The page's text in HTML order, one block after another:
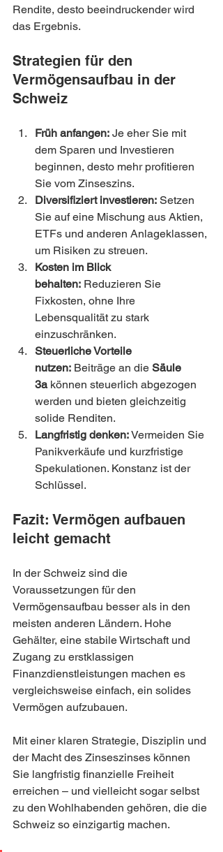
Rendite, desto beeindruckender wird
das Ergebnis.
Strategien für den
Vermögensaufbau in der
Schweiz
Früh anfangen: Je eher Sie mit
dem Sparen und Investieren
beginnen, desto mehr profitieren
Sie vom Zinseszins.
Diversifiziert investieren: Setzen
Sie auf eine Mischung aus Aktien,
ETFs und anderen Anlageklassen,
um Risiken zu streuen.
Kosten im Blick
behalten: Reduzieren Sie
Fixkosten, ohne Ihre
Lebensqualität zu stark
einzuschränken.
Steuerliche Vorteile
nutzen: Beiträge an die Säule
3a können steuerlich abgezogen
werden und bieten gleichzeitig
solide Renditen.
Langfristig denken: Vermeiden Sie
Panikverkäufe und kurzfristige
Spekulationen. Konstanz ist der
Schlüssel.
Fazit: Vermögen aufbauen
leicht gemacht
In der Schweiz sind die
Voraussetzungen für den
Vermögensaufbau besser als in den
meisten anderen Ländern. Hohe
Gehälter, eine stabile Wirtschaft und
Zugang zu erstklassigen
Finanzdienstleistungen machen es
vergleichsweise einfach, ein solides
Vermögen aufzubauen.
Mit einer klaren Strategie, Disziplin und
der Macht des Zinseszinses können
Sie langfristig finanzielle Freiheit
erreichen – und vielleicht sogar selbst
zu den Wohlhabenden gehören, die die
Schweiz so einzigartig machen.